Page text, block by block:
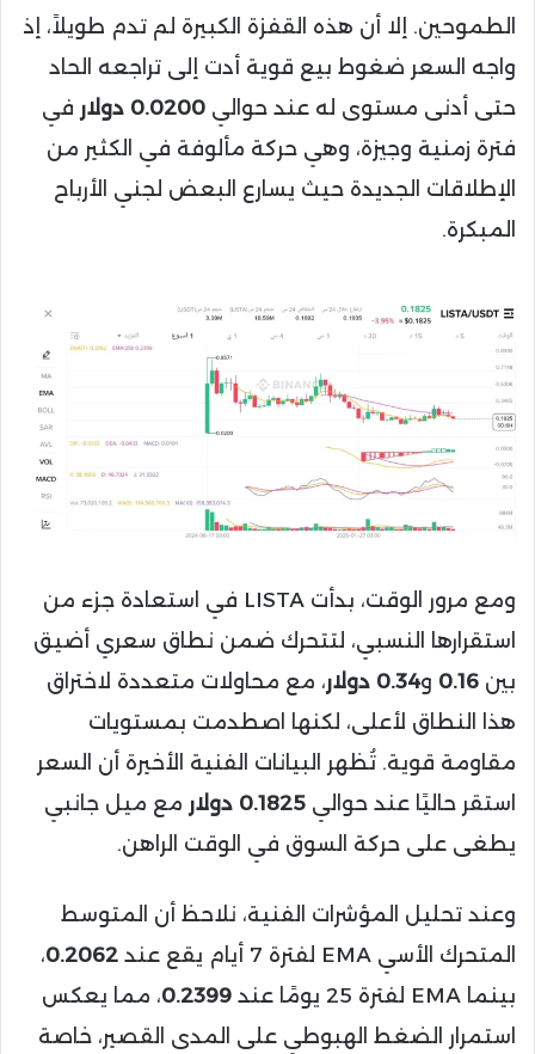
الطموحين. إلا أن هذه القفزة الكبيرة لم تدم طويلاً، إذ
واجه السعر ضغوط بيع قوية أدت إلى تراجعه الحاد
حتى أدنى مستوى له عند حوالي 0.0200 دولار
في
فترة زمنية وجيزة، وهي حركة مألوفة في الكثير من
الإطلاقات الجديدة حيث يسارع البعض لجني الأرباح
المبكرة.
ومع مرور الوقت، بدأت LISTA في استعادة جزء من
استقرارها النسبي، لتتحرك ضمن نطاق سعري أضيق
بين 0.16 و0.34 دولار
، مع محاولات متعددة لاختراق
هذا النطاق لأعلى، لكنها اصطدمت بمستويات
مقاومة قوية. تُظهر البيانات الفنية الأخيرة أن السعر
استقر حاليًا عند حوالي 0.1825 دولار
مع ميل جانبي
يطغى على حركة السوق في الوقت الراهن.
وعند تحليل المؤشرات الفنية، نلاحظ أن المتوسط
المتحرك الأسي EMA لفترة 7 أيام يقع عند
0.2062،
بينما EMA لفترة 25 يومًا عند
0.2399، مما يعكس
استمرار الضغط الهبوطي على المدى القصير، خاصة